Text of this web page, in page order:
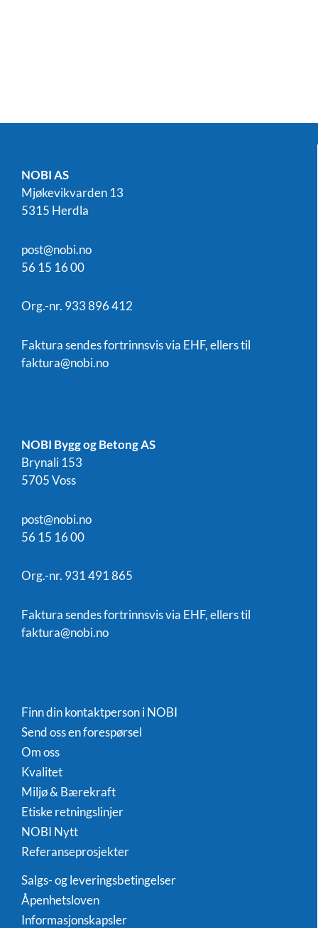
NOBI AS
Mjøkevikvarden 13
5315 Herdla
post@nobi.no
56 15 16 00
Org.-nr. 933 896 412
Faktura sendes fortrinnsvis via EHF, ellers til
faktura@nobi.no
NOBI Bygg og Betong AS
Brynali 153
5705 Voss
post@nobi.no
56 15 16 00
Org.-nr. 931 491 865
Faktura sendes fortrinnsvis via EHF, ellers til
faktura@nobi.no
Finn din kontaktperson i NOBI
Send oss en forespørsel
Om oss
Kvalitet
Miljø & Bærekraft
Etiske retningslinjer
NOBI Nytt
Referanseprosjekter
Salgs- og leveringsbetingelser
Åpenhetsloven
Informasjonskapsler